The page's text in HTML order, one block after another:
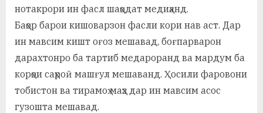
с
и
р
и
нотакрори ин фасл шаҳодат медиҳанд.
Баҳор барои кишоварзон фасли кори нав аст. Дар
ин мавсим кишт оғоз мешавад, боғпарварон
дарахтонро ба тартиб медароранд ва мардум ба
корҳои саҳроӣ машғул мешаванд. Ҳосили фаровони
тобистон ва тирамоҳ маҳз дар ин мавсим асос
гузошта мешавад.